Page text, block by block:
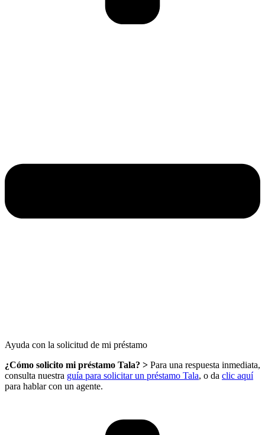
Ayuda con la solicitud de mi préstamo​
¿Cómo solicito mi préstamo Tala? > Para una respuesta inmediata,
consulta nuestra guía para solicitar un préstamo Tala, o da clic aquí
para hablar con un agente.